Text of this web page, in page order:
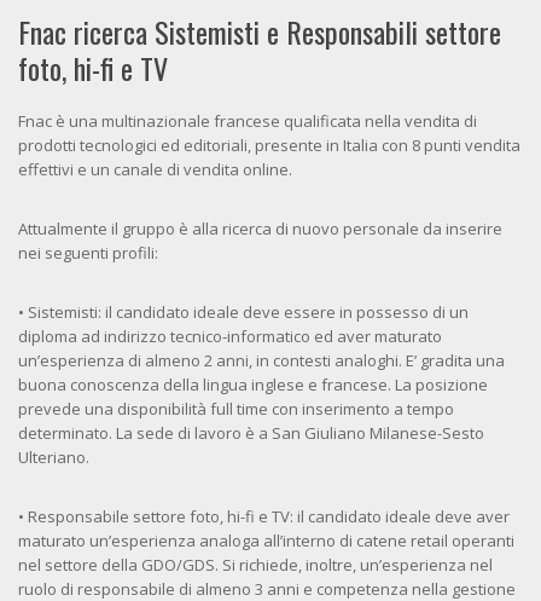
Fnac ricerca Sistemisti e Responsabili settore
foto, hi-fi e TV
Fnac è una multinazionale francese qualificata nella vendita di
prodotti tecnologici ed editoriali, presente in Italia con 8 punti vendita
effettivi e un canale di vendita online.
Attualmente il gruppo è alla ricerca di nuovo personale da inserire
nei seguenti profili:
• Sistemisti: il candidato ideale deve essere in possesso di un
diploma ad indirizzo tecnico-informatico ed aver maturato
un’esperienza di almeno 2 anni, in contesti analoghi. E’ gradita una
buona conoscenza della lingua inglese e francese. La posizione
prevede una disponibilità full time con inserimento a tempo
determinato. La sede di lavoro è a San Giuliano Milanese-Sesto
Ulteriano.
• Responsabile settore foto, hi-fi e TV: il candidato ideale deve aver
maturato un’esperienza analoga all’interno di catene retail operanti
nel settore della GDO/GDS. Si richiede, inoltre, un’esperienza nel
ruolo di responsabile di almeno 3 anni e competenza nella gestione